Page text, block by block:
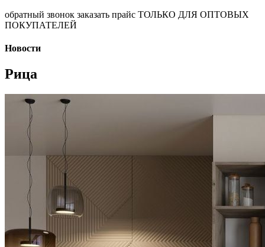
обратный звонок заказать прайс ТОЛЬКО ДЛЯ ОПТОВЫХ
ПОКУПАТЕЛЕЙ
Новости
Рица